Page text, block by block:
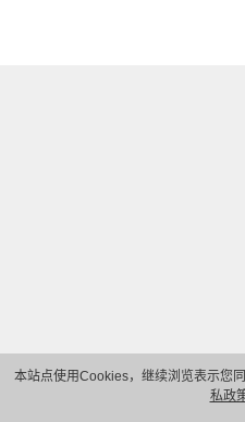
本站点使用Cookies，继续浏览表示您
私政